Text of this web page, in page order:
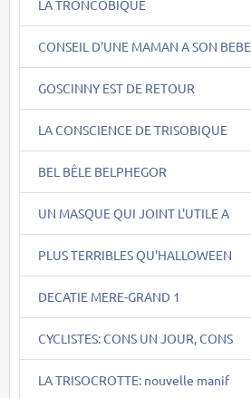
LA TRONCOBIQUE
CONSEIL D'UNE MAMAN A SON BEBE
GOSCINNY EST DE RETOUR
LA CONSCIENCE DE TRISOBIQUE
BEL BÊLE BELPHEGOR
UN MASQUE QUI JOINT L'UTILE A
PLUS TERRIBLES QU'HALLOWEEN
DECATIE MERE-GRAND 1
CYCLISTES: CONS UN JOUR, CONS
LA TRISOCROTTE: nouvelle manif